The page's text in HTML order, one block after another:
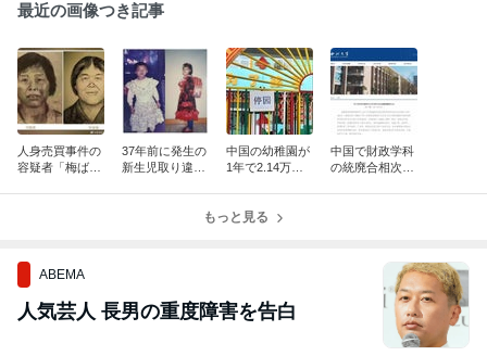
最近の画像つき記事
人身売買事件の
容疑者「梅ばあ
37年前に発生の
新生児取り違え
中国の幼稚園が
1年で2.14万園
祉事業へ転換
中国で財政学科
の統廃合相次
もっと見る
ABEMA
人気芸人 長男の重度障害を告白